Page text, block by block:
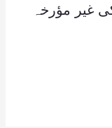
غیر مؤرخہ